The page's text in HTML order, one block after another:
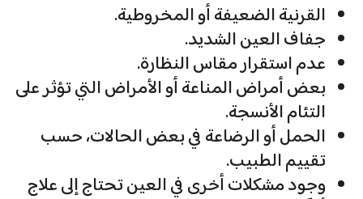
القرنية الضعيفة أو المخروطية.
جفاف العين الشديد.
عدم استقرار مقاس النظارة.
بعض أمراض المناعة أو الأمراض التي تؤثر على
التئام الأنسجة.
الحمل أو الرضاعة في بعض الحالات، حسب
تقييم الطبيب.
وجود مشكلات أخرى في العين تحتاج إلى علاج